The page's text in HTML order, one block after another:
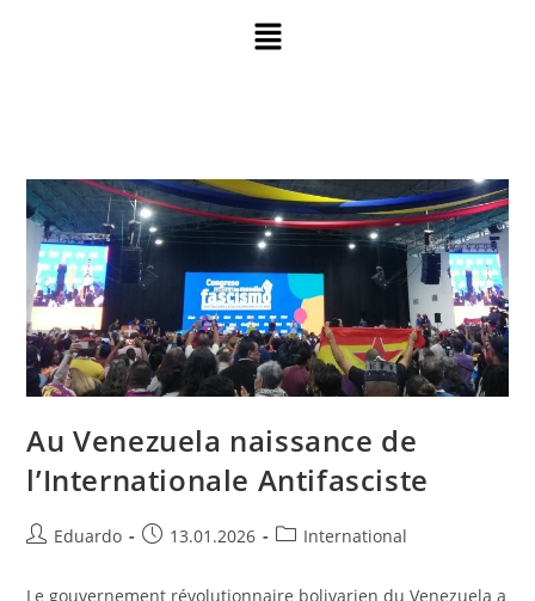
Au Venezuela naissance de
l’Internationale Antifasciste
Eduardo 13.01.2026 International
Le gouvernement révolutionnaire bolivarien du Venezuela a